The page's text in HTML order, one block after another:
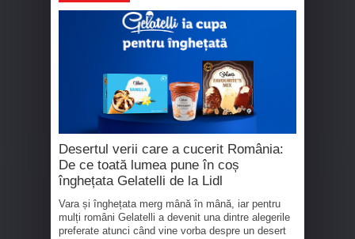
Desertul verii care a cucerit România:
De ce toată lumea pune în coș
înghețata Gelatelli de la Lidl
Vara și înghețata merg mână în mână, iar pentru
mulți români Gelatelli a devenit una dintre alegerile
preferate atunci când vine vorba despre un desert